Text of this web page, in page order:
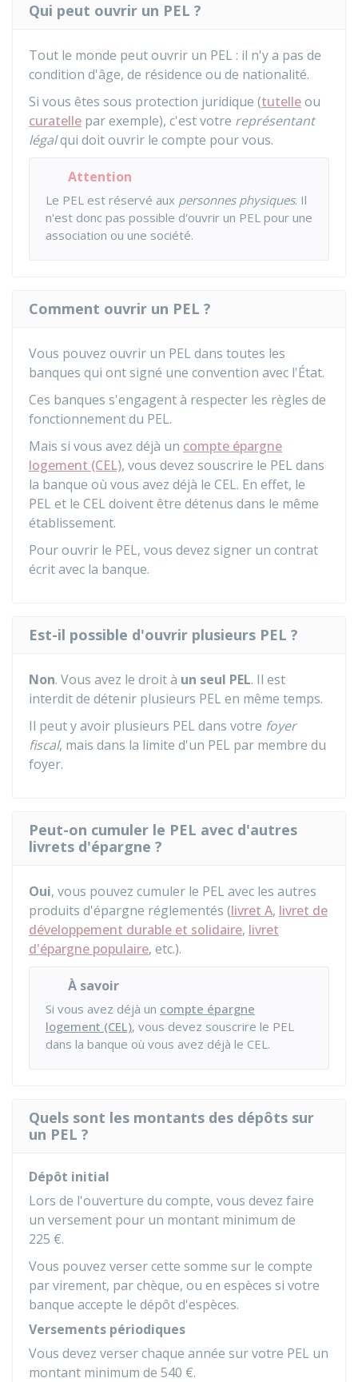
Qui peut ouvrir un PEL ?
Tout le monde peut ouvrir un PEL : il n'y a pas de
condition d'âge, de résidence ou de nationalité.
Si vous êtes sous protection juridique (tutelleou
curatelle par exemple), c'est votre représentant
légalqui doit ouvrir le compte pour vous.
Attention
Le PEL est réservé aux personnes physiques. Il
n'est donc pas possible d'ouvrir un PEL pour une
association ou une société.
Comment ouvrir un PEL ?
Vous pouvez ouvrir un PEL dans toutes les
banques qui ont signé une convention avec l'État.
Ces banques s'engagent à respecter les règles de
fonctionnement du PEL.
Mais si vous avez déjà un compte épargne
logement (CEL), vous devez souscrire le PEL dans
la banque où vous avez déjà le CEL. En effet, le
PEL et le CEL doivent être détenus dans le même
établissement.
Pour ouvrir le PEL, vous devez signer un contrat
écrit avec la banque.
Est-il possible d'ouvrir plusieurs PEL ?
Non. Vous avez le droit à un seul PEL. Il est
interdit de détenir plusieurs PEL en même temps.
Il peut y avoir plusieurs PEL dans votre foyer
fiscal, mais dans la limite d'un PEL par membre du
foyer.
Peut-on cumuler le PEL avec d'autres
livrets d'épargne ?
Oui, vous pouvez cumuler le PEL avec les autres
produits d'épargne réglementés (livret A, livret de
développement durable et solidaire, livret
d'épargne populaire, etc.).
À savoir
Si vous avez déjà un compte épargne
logement (CEL), vous devez souscrire le PEL
dans la banque où vous avez déjà le CEL.
Quels sont les montants des dépôts sur
un PEL ?
Dépôt initial
Lors de l'ouverture du compte, vous devez faire
un versement pour un montant minimum de
225 €.
Vous pouvez verser cette somme sur le compte
par virement, par chèque, ou en espèces si votre
banque accepte le dépôt d'espèces.
Versements périodiques
Vous devez verser chaque année sur votre PEL un
montant minimum de 540 €.